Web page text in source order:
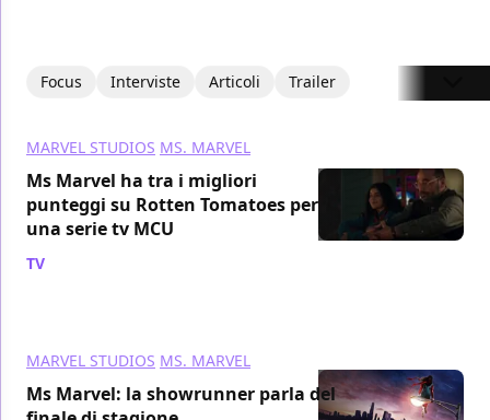
Focus Interviste Articoli Trailer
MARVEL STUDIOS MS. MARVEL
Ms Marvel ha tra i migliori
punteggi su Rotten Tomatoes per
una serie tv MCU
TV
MARVEL STUDIOS MS. MARVEL
Ms Marvel: la showrunner parla del